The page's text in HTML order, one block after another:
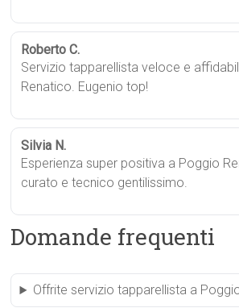
Roberto C.
Servizio tapparellista veloce e
Renatico. Eugenio top!
Silvia N.
Esperienza super positiva a Poggio
curato e tecnico gentilissimo.
Domande frequenti
Offrite servizio tapparellista a